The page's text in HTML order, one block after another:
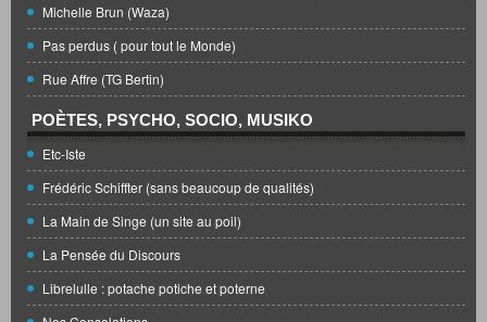
Michelle Brun (Waza)
Pas perdus ( pour tout le Monde)
Rue Affre (TG Bertin)
POÈTES, PSYCHO, SOCIO, MUSIKO
Etc-Iste
Frédéric Schiffter (sans beaucoup de qualités)
La Main de Singe (un site au poil)
La Pensée du Discours
Librelulle : potache potiche et poterne